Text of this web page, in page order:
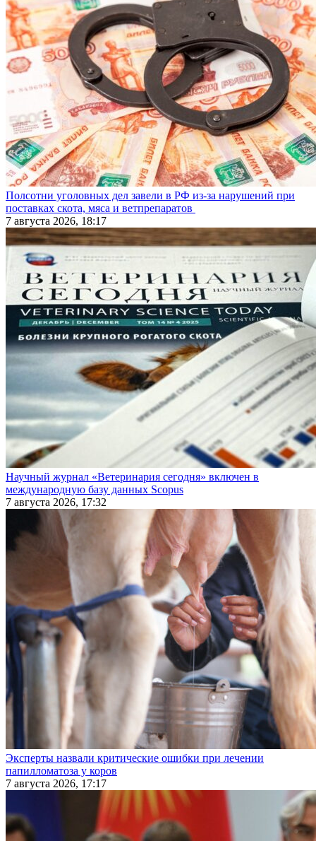
Полсотни уголовных дел завели в РФ из-за нарушений при
поставках скота, мяса и ветпрепаратов
7 августа 2026, 18:17
Научный журнал «Ветеринария сегодня» включен в
международную базу данных Scopus
7 августа 2026, 17:32
Эксперты назвали критические ошибки при лечении
папилломатоза у коров
7 августа 2026, 17:17